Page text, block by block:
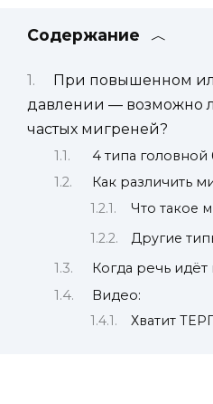
Содержание
При повышенном
давлении — возможно
частых мигреней?
4 типа головной
Как различить
Что такое
Другие
Когда речь
Видео:
Хватит